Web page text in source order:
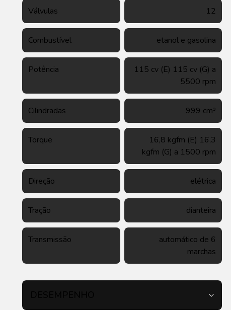
Válvulas 12
Combustível etanol e gasolina
Potência
115 cv (E) 115 cv (G) a
5500 rpm
Cilindradas 999 cm³
Torque
16,8 kgfm (E) 16,3
kgfm (G) a 1500 rpm
Direção elétrica
Tração dianteira
Transmissão
automático de 6
marchas